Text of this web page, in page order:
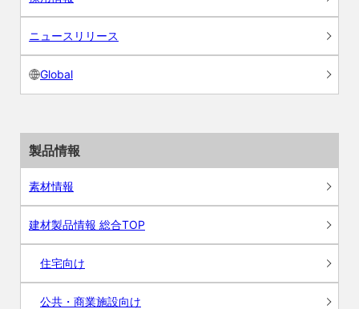
ニュースリリース
Global
製品情報
素材情報
建材製品情報 総合TOP
住宅向け
公共・商業施設向け